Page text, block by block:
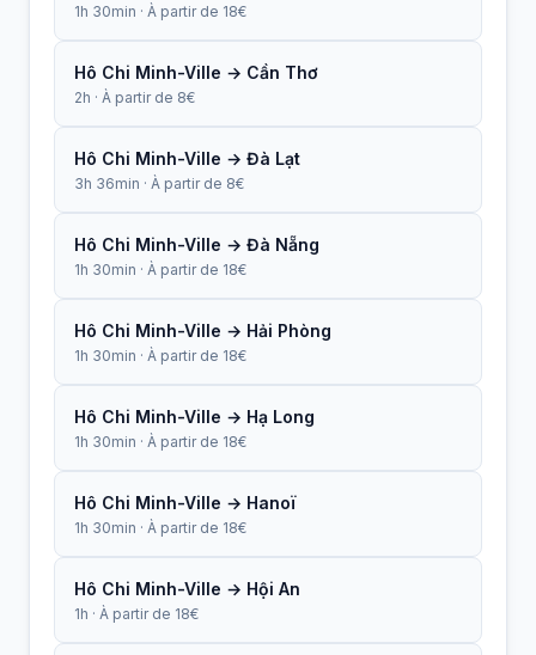
1h 30min · À partir de 18€
Hô Chi Minh-Ville → Cần Thơ
2h · À partir de 8€
Hô Chi Minh-Ville → Đà Lạt
3h 36min · À partir de 8€
Hô Chi Minh-Ville → Đà Nẵng
1h 30min · À partir de 18€
Hô Chi Minh-Ville → Hải Phòng
1h 30min · À partir de 18€
Hô Chi Minh-Ville → Hạ Long
1h 30min · À partir de 18€
Hô Chi Minh-Ville → Hanoï
1h 30min · À partir de 18€
Hô Chi Minh-Ville → Hội An
1h · À partir de 18€